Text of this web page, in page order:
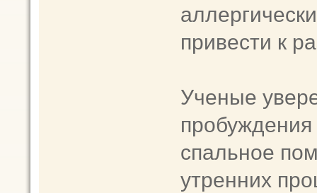
привести к
Ученые
спальное
утренних